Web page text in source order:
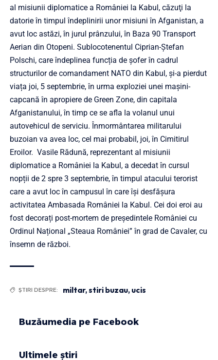
al misiunii diplomatice a României la Kabul, căzuţi la
datorie în timpul îndeplinirii unor misiuni în Afganistan, a
avut loc astăzi, în jurul prânzului, în Baza 90 Transport
Aerian din Otopeni. Sublocotenentul Ciprian-Ștefan
Polschi, care îndeplinea funcția de șofer în cadrul
structurilor de comandament NATO din Kabul, și-a pierdut
viața joi, 5 septembrie, în urma exploziei unei mașini-
capcană în apropiere de Green Zone, din capitala
Afganistanului, în timp ce se afla la volanul unui
autovehicul de serviciu. Înmormântarea militarului
buzoian va avea loc, cel mai probabil, joi, în Cimitirul
Eroilor. Vasile Rădună, reprezentant al misiunii
diplomatice a României la Kabul, a decedat în cursul
nopții de 2 spre 3 septembrie, în timpul atacului terorist
care a avut loc în campusul în care își desfășura
activitatea Ambasada României la Kabul. Cei doi eroi au
fost decorați post-mortem de președintele României cu
Ordinul Național „Steaua României” în grad de Cavaler, cu
însemn de război.
ȘTIRI DESPRE: miltar,stiri buzau, ucis
Buzăumedia pe Facebook
Ultimele știri